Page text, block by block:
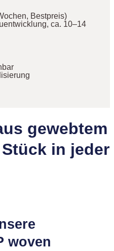
Bestpreis)
ca. 10–14
gewebtem
in jeder
woven